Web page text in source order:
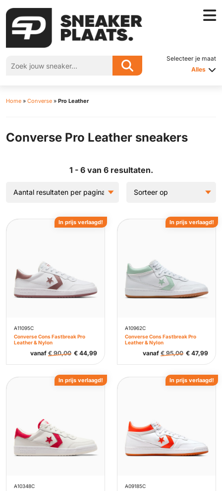
Selecteer je maat
Alles
Home » Converse » Pro Leather
Converse Pro Leather sneakers
1 - 6 van 6 resultaten.
A11095C
Converse Cons Fastbreak Pro
Leather & Nylon
vanaf €90,00 € 44,99
In prijs verlaagd!
A10962C
Converse Cons Fastbreak Pro
Leather & Nylon
vanaf €95,00 € 47,99
In prijs verlaagd!
A10348C
In prijs verlaagd!
A09185C
In prijs verlaagd!